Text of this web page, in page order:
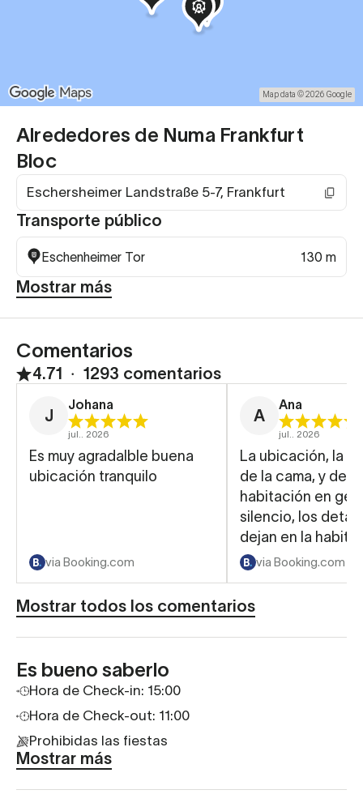
Alrededores de Numa Frankfurt
Bloc
Eschersheimer Landstraße 5-7, Frankfurt
Transporte público
Eschenheimer Tor 130 m
Mostrar más
Map data © 2026 Google
Comentarios
4.71 ∙ 1293 comentarios
J
Johana
jul.. 2026
Es muy agradalble buena
ubicación tranquilo
via Booking.com
A
Ana
jul.. 2026
La ubicación, la
de la cama, y de la
habitación en
silencio, los
dejan en la
llegada. Todo muy
via Booking.com
Mostrar todos los comentarios
Es bueno saberlo
Hora de Check-in: 15:00
Hora de Check-out: 11:00
Prohibidas las fiestas
Mostrar más